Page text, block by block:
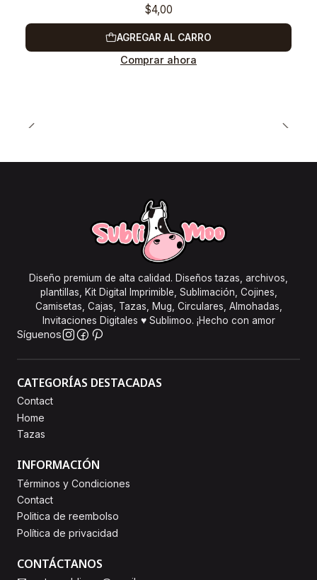
$4,00
AGREGAR AL CARRO
Comprar ahora
Diseño premium de alta calidad. Diseños tazas, archivos,
plantillas, Kit Digital Imprimible, Sublimación, Cojines,
Camisetas, Cajas, Tazas, Mug, Circulares, Almohadas,
Invitaciones Digitales ♥ Sublimoo. ¡Hecho con amor
Síguenos
CATEGORÍAS DESTACADAS
Contact
Home
Tazas
INFORMACIÓN
Términos y Condiciones
Contact
Politica de reembolso
Política de privacidad
CONTÁCTANOS